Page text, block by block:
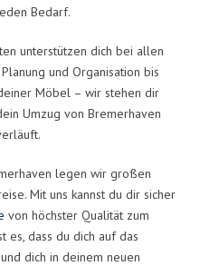
Bedarf.
unterstützen dich bei allen
und Organisation bis
Möbel – wir stehen dir
Umzug von Bremerhaven
legen wir großen
Mit uns kannst du dir sicher
von höchster Qualität zum
es, dass du dich auf das
dich in deinem neuen